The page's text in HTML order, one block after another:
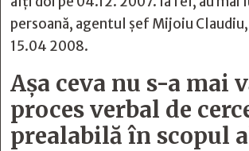
persoană, agentul șef Mijoiu
15.04 2008.
Aşa ceva nu s-a mai
proces verbal de
prealabilă în scopul